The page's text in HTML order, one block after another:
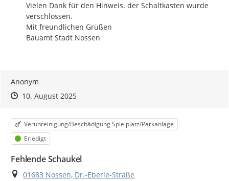
Vielen Dank für den Hinweis. der Schaltkasten wurde
verschlossen.
Mit freundlichen Grüßen
Bauamt Stadt Nossen
Anonym
Zeitpunkt des Erstellens
Zeitpunkt des Erstellens
10. August 2025Zur Äußerung
Kategorie
Verunreinigung/Beschädigung Spielplatz/Parkanlage
Status
Erledigt
Fehlende Schaukel
Ort
01683 Nossen, Dr.-Eberle-Straße